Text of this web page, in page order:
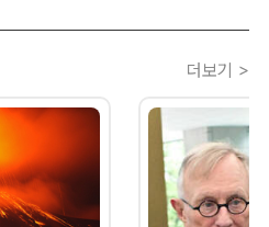
더보기 >